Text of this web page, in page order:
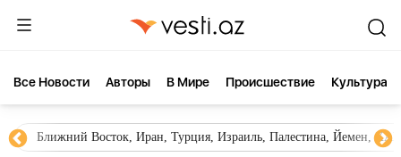
Все Новости Aвторы В Мире Происшествие Культура
Ближний Восток, Иран, Турция, Израиль, Палестина, Йемен,